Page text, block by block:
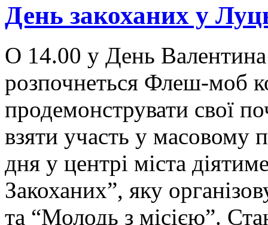
День закоханих у
О 14.00 у День
розпочнеться Флеш-моб
продемонструвати свої
взяти участь у масовому
дня у центрі міста
Закоханих”, яку
та “Молодь з місією”.